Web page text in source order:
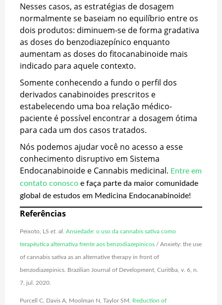
Nesses casos, as estratégias de dosagem
normalmente se baseiam no equilíbrio entre os
dois produtos: diminuem-se de forma gradativa
as doses do benzodiazepínico enquanto
aumentam as doses do fitocanabinoide mais
indicado para aquele contexto.
Somente conhecendo a fundo o perfil dos
derivados canabinoides prescritos e
estabelecendo uma boa relação médico-
paciente é possível encontrar a dosagem ótima
para cada um dos casos tratados.
Nós podemos ajudar você no acesso a esse
conhecimento disruptivo em Sistema
Endocanabinoide e Cannabis medicinal. Entre em
contato conosco e faça parte da maior comunidade
global de estudos em Medicina Endocanabinoide!
Referências
Peixoto, LS et. al Ansiedade: o uso da cannabis sativa como
terapêutica alternativa frente aos benzodiazepínicos / Anxiety: the use
of cannabis sativa as an alternative therapy in front of
benzodiazepinics. Brazilian Journal of Development, Curitiba, v. 6, n.
7, jul. 2020.
Purcell C, Davis A, Moolman N, Taylor SM. Reduction of